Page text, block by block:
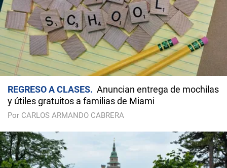
REGRESO A CLASES
Anuncian entrega de mochilas
y útiles gratuitos a familias de Miami
Por CARLOS ARMANDO CABRERA